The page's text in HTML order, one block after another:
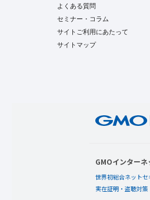
よくある質問
セミナー・コラム
サイトご利用にあたって
サイトマップ
GMOインター
世界初総合ネットセ
実在証明・盗聴対策